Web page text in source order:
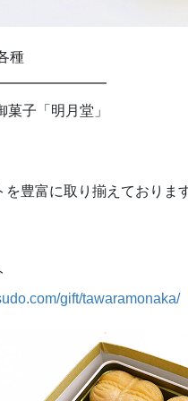
種
子「明月堂」
を豊富に取り揃えておりま
gift/tawaramonaka/